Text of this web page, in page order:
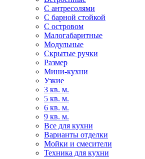
С антресолями
С барной стойкой
С островом
Малогабаритные
Модульные
Скрытые ручки
Размер
Мини-кухни
Узкие
3 кв. м.
5 кв. м.
6 кв. м.
9 кв. м.
Все для кухни
Варианты отделки
Мойки и смесители
Техника для кухни